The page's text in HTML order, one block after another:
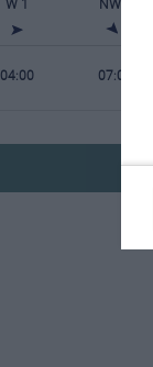
04:00 07:00